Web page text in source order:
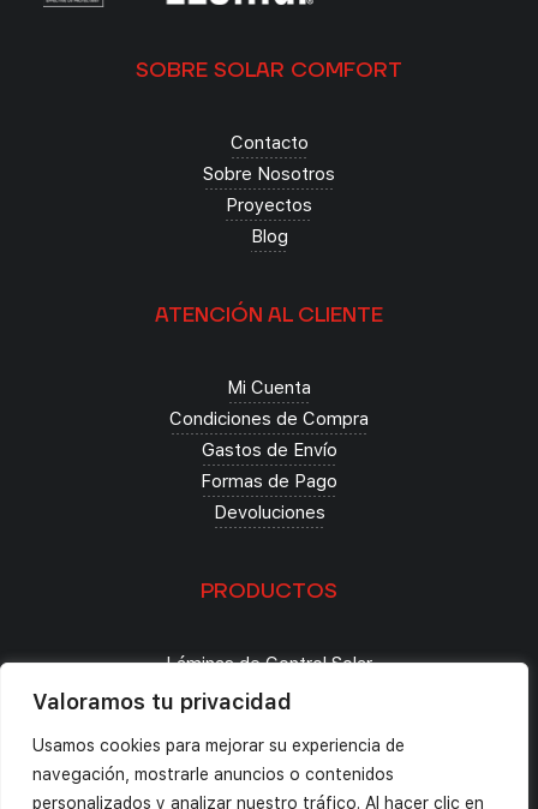
Valoramos tu privacidad
Usamos cookies para mejorar su experiencia de
navegación, mostrarle anuncios o contenidos
personalizados y analizar nuestro tráfico. Al hacer clic en
SOBRE SOLAR COMFORT
Contacto
Sobre Nosotros
Proyectos
Blog
ATENCIÓN AL CLIENTE
Mi Cuenta
Condiciones de Compra
Gastos de Envío
Formas de Pago
Devoluciones
PRODUCTOS
Láminas de Control Solar
Seguridad
Tintado de Lunas